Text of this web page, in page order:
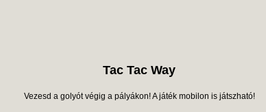
Tac Tac Way
Vezesd a golyót végig a pályákon! A játék mobilon is játszható!